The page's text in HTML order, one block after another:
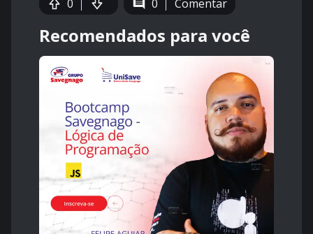
0 0 Comentar
Recomendados para você